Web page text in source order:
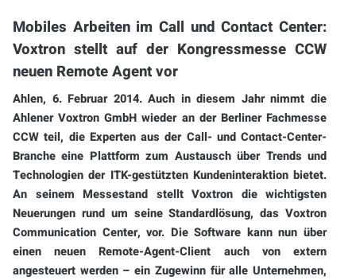
Mobiles Arbeiten im Call und Contact Center:
Voxtron stellt auf der Kongressmesse CCW
neuen Remote Agent vor
Ahlen, 6. Februar 2014. Auch in diesem Jahr nimmt die
Ahlener Voxtron GmbH wieder an der Berliner Fachmesse
CCW teil, die Experten aus der Call- und Contact-Center-
Branche eine Plattform zum Austausch über Trends und
Technologien der ITK-gestützten Kundeninteraktion bietet.
An seinem Messestand stellt Voxtron die wichtigsten
Neuerungen rund um seine Standardlösung, das Voxtron
Communication Center, vor. Die Software kann nun über
einen neuen Remote-Agent-Client auch von extern
angesteuert werden – ein Zugewinn für alle Unternehmen,